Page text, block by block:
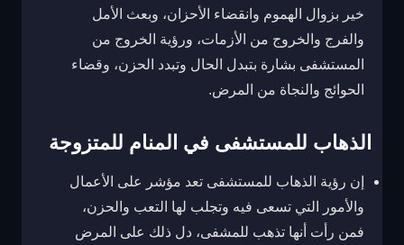
خير بزوال الهموم وانقضاء الأحزان، وبعث الأمل
والفرج والخروج من الأزمات، ورؤية الخروج من
المستشفى بشارة بتبدل الحال وتبدد الحزن، وقضاء
الحوائج والنجاة من المرض.
الذهاب للمستشفى في المنام للمتزوجة
إن رؤية الذهاب للمستشفى تعد مؤشر على الأعمال
والأمور التي تسعى فيه وتجلب لها التعب والحزن،
فمن رأت أنها تذهب للمشفى، دل ذلك على المرض